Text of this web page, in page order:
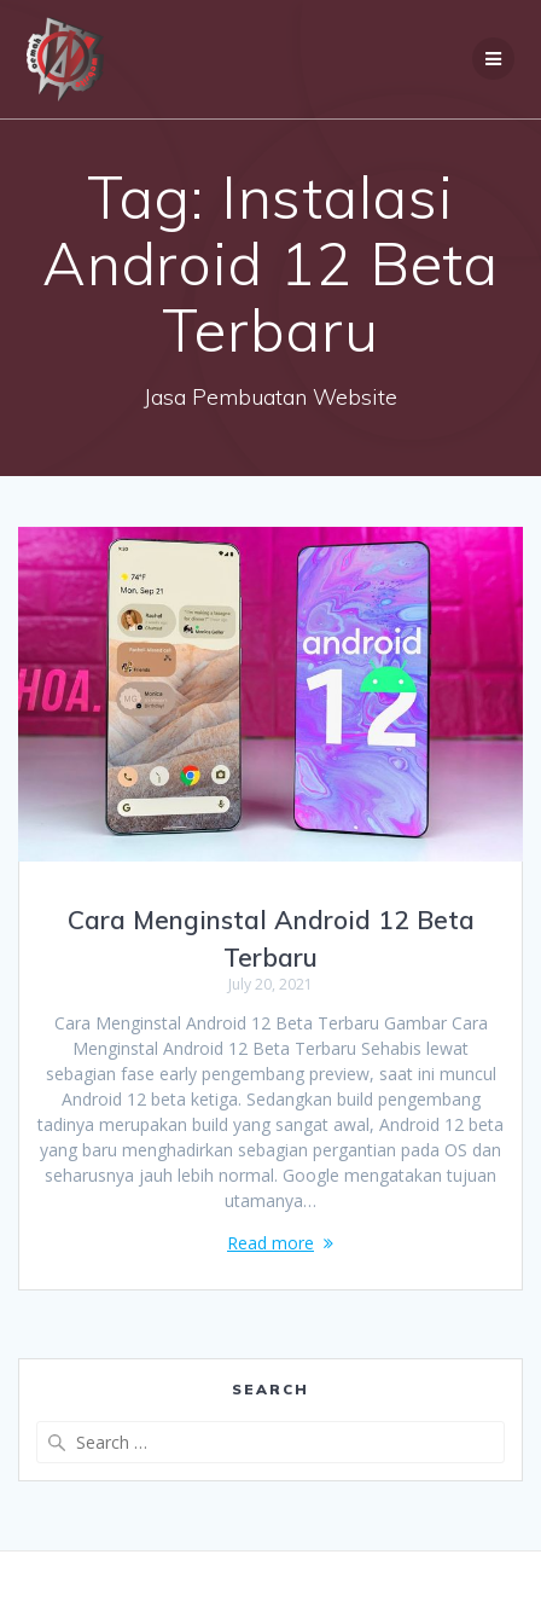
Tag: Instalasi
Android 12 Beta
Terbaru
Jasa Pembuatan Website
Cara Menginstal Android 12 Beta
Terbaru
July 20, 2021
Cara Menginstal Android 12 Beta Terbaru Gambar Cara
Menginstal Android 12 Beta Terbaru Sehabis lewat
sebagian fase early pengembang preview, saat ini muncul
Android 12 beta ketiga. Sedangkan build pengembang
tadinya merupakan build yang sangat awal, Android 12 beta
yang baru menghadirkan sebagian pergantian pada OS dan
seharusnya jauh lebih normal. Google mengatakan tujuan
utamanya…
Read more
SEARCH